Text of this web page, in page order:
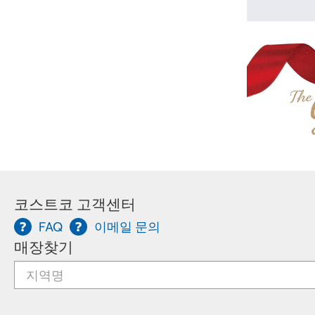
코스트코 고객센터
FAQ 이메일 문의
매장찾기